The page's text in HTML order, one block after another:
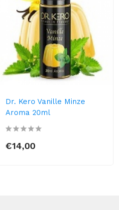
Dr. Kero Vanille Minze
Aroma 20ml
€14,00